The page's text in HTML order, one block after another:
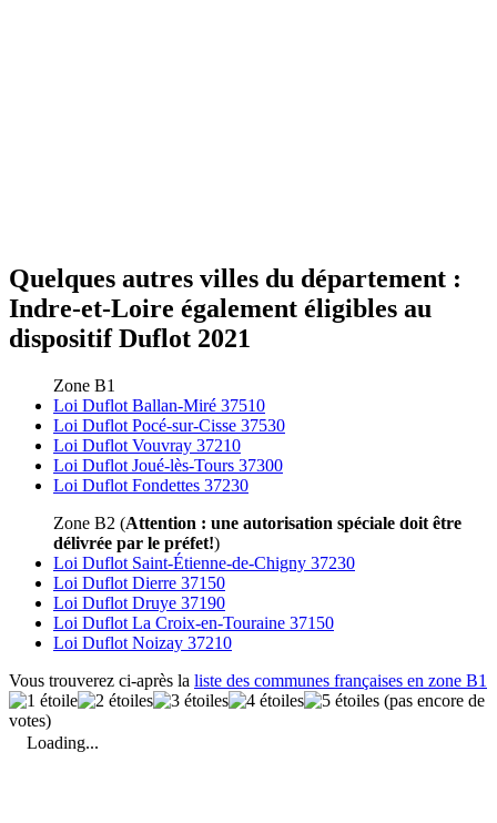
Quelques autres villes du département :
Indre-et-Loire également éligibles au
dispositif Duflot 2021
Zone B1
Loi Duflot Ballan-Miré 37510
Loi Duflot Pocé-sur-Cisse 37530
Loi Duflot Vouvray 37210
Loi Duflot Joué-lès-Tours 37300
Loi Duflot Fondettes 37230
Zone B2 (Attention : une autorisation spéciale doit être
délivrée par le préfet!)
Loi Duflot Saint-Étienne-de-Chigny 37230
Loi Duflot Dierre 37150
Loi Duflot Druye 37190
Loi Duflot La Croix-en-Touraine 37150
Loi Duflot Noizay 37210
Vous trouverez ci-après la liste des communes françaises en zone B1
(pas encore de
votes)
Loading...